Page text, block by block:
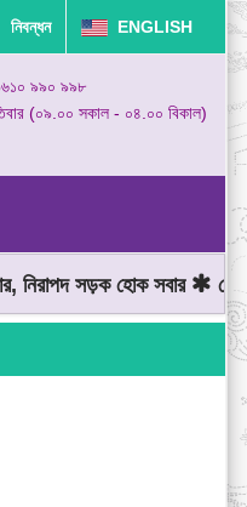
নিবন্ধন ENGLISH
৯৯০ ৯৯৮
(০৯.০০ সকাল - ০৪.০০ বিকাল)
নিরাপদ সড়ক হোক সবার